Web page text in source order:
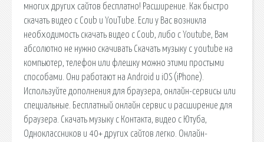
многих других сайтов бесплатно! Расширение. Как быстро
скачать видео с Coub и YouTube. Если у Вас возникла
необходимость скачать видео с Coub, либо с Youtube, Вам
абсолютно не нужно скачивать Скачать музыку с youtube на
компьютер, телефон или флешку можно этими простыми
способами. Они работают на Android и iOS (iPhone).
Используйте дополнения для браузера, онлайн-сервисы или
специальные. Бесплатный онлайн сервис и расширение для
браузера. Скачать музыку с Контакта, видео с Ютуба,
Одноклассников и 40+ других сайтов легко. Онлайн-